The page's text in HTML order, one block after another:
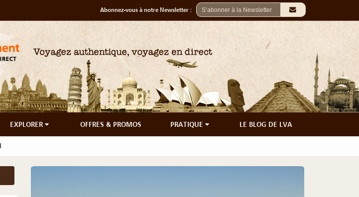
Abonnez-vous à notre Newsletter :
EXPLORER OFFRES & PROMOS PRATIQUE LE BLOG DE LVA